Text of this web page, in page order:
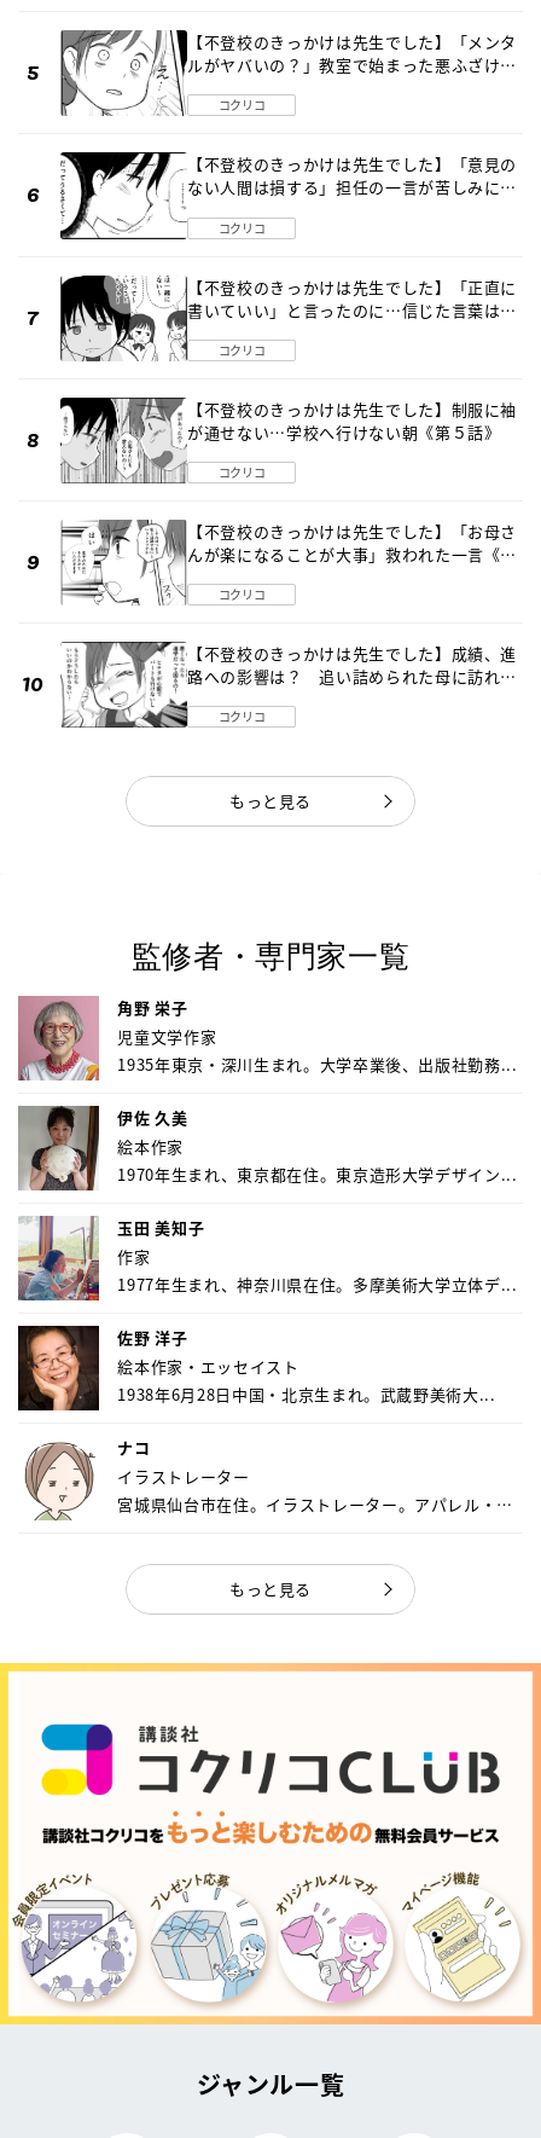
【不登校のきっかけは先生でした】「メンタ
ルがヤバいの？」教室で始まった悪ふざけ
コクリコ
【不登校のきっかけは先生でした】「意見の
ない人間は損する」担任の一言が苦しみに…
コクリコ
【不登校のきっかけは先生でした】「正直に
書いていい」と言ったのに…信じた言葉は噓
コクリコ
【不登校のきっかけは先生でした】制服に袖
が通せない…学校へ行けない朝《第５話》
コクリコ
【不登校のきっかけは先生でした】「お母さ
んが楽になることが大事」救われた一言《第
コクリコ
【不登校のきっかけは先生でした】成績、進
路への影響は？ 追い詰められた母に訪れた
コクリコ
もっと見る
監修者・専門家一覧
角野 栄子
児童文学作家
1935年東京・深川生まれ。大学卒業後、出版社勤務...
伊佐 久美
絵本作家
1970年生まれ、東京都在住。東京造形大学デザイン...
玉田 美知子
作家
1977年生まれ、神奈川県在住。多摩美術大学立体デ...
佐野 洋子
絵本作家・エッセイスト
1938年6月28日中国・北京生まれ。武蔵野美術大...
ナコ
イラストレーター
宮城県仙台市在住。イラストレーター。アパレル・キ
もっと見る
ジャンル一覧